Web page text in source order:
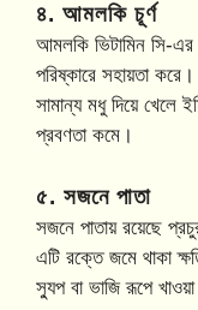
৪. আমলকি চূর্ণ
আমলকি ভিটামিন সি-
পরিষ্কারে সহায়তা
সামান্য মধু দিয়ে খেলে
প্রবণতা কমে।
৫. সজনে পাতা
সজনে পাতায় রয়েছে
এটি রক্তে জমে থাকা
স্যুপ বা ভাজি রূপে খাওয়া